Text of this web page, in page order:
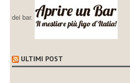
dei bar.
ULTIMI POST